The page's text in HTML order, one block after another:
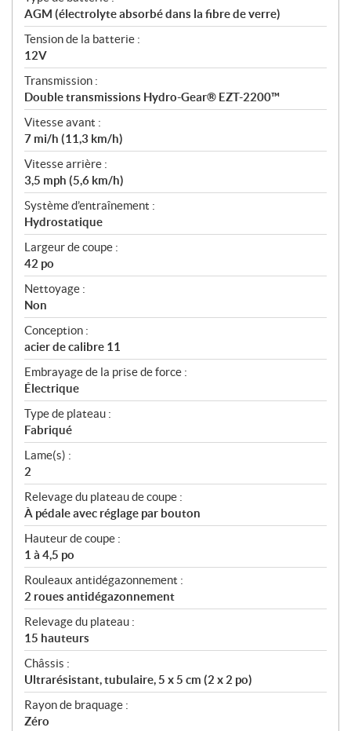
AGM (électrolyte absorbé dans la fibre de verre)
Tension de la batterie :
12V
Transmission :
Double transmissions Hydro-Gear® EZT-2200™
Vitesse avant :
7 mi/h (11,3 km/h)
Vitesse arrière :
3,5 mph (5,6 km/h)
Système d’entraînement :
Hydrostatique
Largeur de coupe :
42 po
Nettoyage :
Non
Conception :
acier de calibre 11
Embrayage de la prise de force :
Électrique
Type de plateau :
Fabriqué
Lame(s) :
2
Relevage du plateau de coupe :
À pédale avec réglage par bouton
Hauteur de coupe :
1 à 4,5 po
Rouleaux antidégazonnement :
2 roues antidégazonnement
Relevage du plateau :
15 hauteurs
Châssis :
Ultrarésistant, tubulaire, 5 x 5 cm (2 x 2 po)
Rayon de braquage :
Zéro